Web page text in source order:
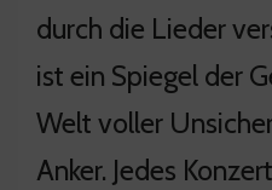
durch die Lieder
ist ein Spiegel der
Welt voller
Anker. Jedes